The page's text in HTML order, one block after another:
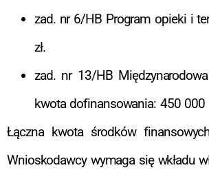
zad. nr 6/HB Program opieki i
zł.
zad. nr 13/HB
kwota dofinansowania: 450 000
Łączna kwota środków
Wnioskodawcy wymaga się wkładu